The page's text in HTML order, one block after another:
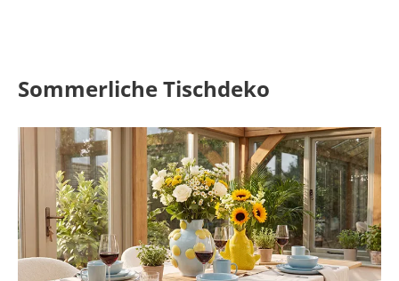
Sommerliche Tischdeko